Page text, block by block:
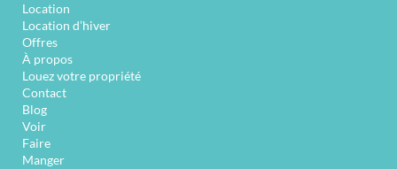
Location
Location d’hiver
Offres
À propos
Louez votre propriété
Contact
Blog
Voir
Faire
Manger